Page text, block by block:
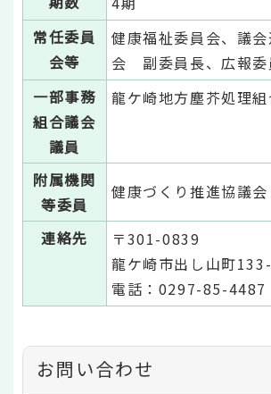
常任委員
会等
健康福祉委員会、議
会 副委員長、広報委
一部事務
組合議会
議員
龍ケ崎地方塵芥処理組
附属機関
等委員
健康づくり推進協議会
連絡先
〒301-0839
龍ケ崎市出し山町
電話：0297-85-4487
お問い合わせ